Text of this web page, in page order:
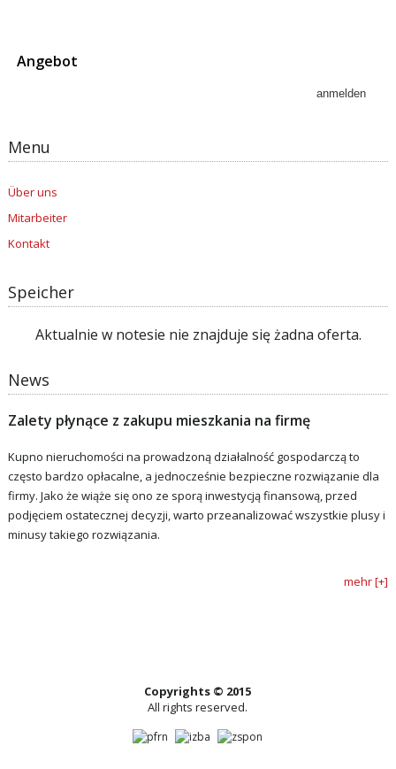
Angebot
Menu
Über uns
Mitarbeiter
Kontakt
Speicher
Aktualnie w notesie nie znajduje się żadna oferta.
News
Zalety płynące z zakupu mieszkania na firmę
Kupno nieruchomości na prowadzoną działalność gospodarczą to
często bardzo opłacalne, a jednocześnie bezpieczne rozwiązanie dla
firmy. Jako że wiąże się ono ze sporą inwestycją finansową, przed
podjęciem ostatecznej decyzji, warto przeanalizować wszystkie plusy i
minusy takiego rozwiązania.
mehr [+]
Copyrights © 2015
All rights reserved.